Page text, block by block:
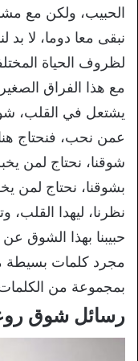
الحبيب، ولكن مع
نبقى معا دوما، لا بد
لظروف الحياة
مع هذا الفراق
يشتعل في القلب، شوق
عمن نحب، فنحتاج
شوقنا، نحتاج لمن
بشوقنا، نحتاج لمن
نظرنا، ليهدا القلب،
حبيبنا بهذا
مجرد كلمات بسيطة
بمجموعة من
رسائل شوق